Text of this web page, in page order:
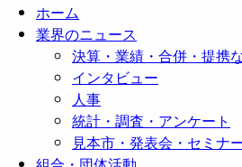
ホーム
業界のニュース
決算・業績・合併・提携
インタビュー
人事
統計・調査・アンケート
見本市・発表会・セミナ